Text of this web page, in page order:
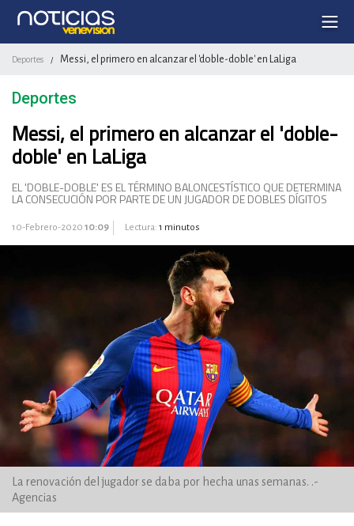
Deportes / Messi, el primero en alcanzar el 'doble-doble' en LaLiga
Deportes
Messi, el primero en alcanzar el 'doble-
doble' en LaLiga
EL 'DOBLE-DOBLE' ES EL TÉRMINO BALONCESTÍSTICO QUE DETERMINA
LA CONSECUCIÓN POR PARTE DE UN JUGADOR DE DOBLES DÍGITOS
10-Febrero-2020 10:09 Lectura: 1 minutos
La renovación del jugador se daba por hecha unas semanas. .-
Agencias